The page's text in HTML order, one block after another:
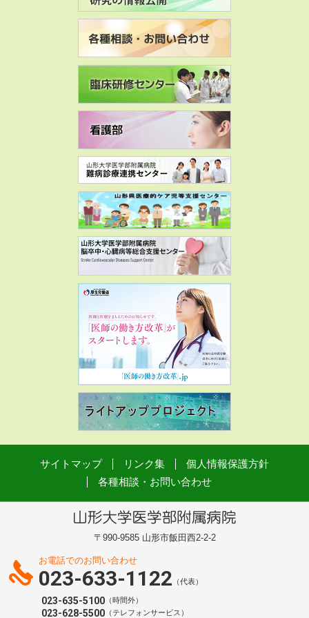
サイトマップ リンク集
個人情報保護方針
各種相談・お問い合わせ
〒990-9585 山形市飯田西2-2-2
お電話でのお問い合わせ
023-633-1122 （代表）
023-635-5100 （時間外）
023-628-5500 （テレフォンサービス）